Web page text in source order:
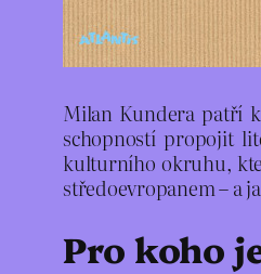
Milan Kundera patří
schopností propojit
kulturního okruhu,
středoevropanem – a
Pro koho